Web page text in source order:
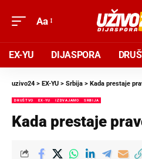
Aa
EX-YU DIJASPORA
uzivo24 > EX-YU > Srbija > Kada prestaje
DRUŠTVO EX-YU IZDVAJAMO SRBIJA
Kada prestaje